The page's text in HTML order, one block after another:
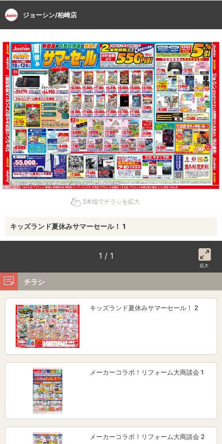
ジョーシン/柏崎店
2本指でチラシを拡大
キッズランド夏休みサマーセール！ 1
1 / 1
拡大
チラシ
キッズランド夏休みサマーセール！ 2
メーカーコラボ！リフォーム大商談会 1
メーカーコラボ！リフォーム大商談会 2